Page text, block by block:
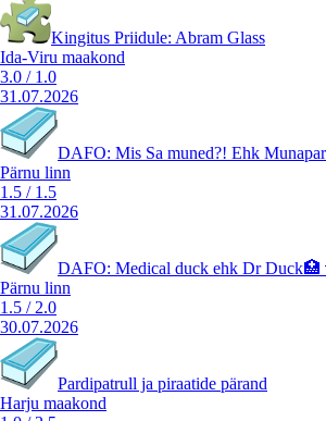
Kingitus Priidule: Abram Glass
Ida-Viru maakond
3.0 / 1.0
31.07.2026
DAFO: Mis Sa muned?! Ehk
Pärnu linn
1.5 / 1.5
31.07.2026
DAFO: Medical duck ehk Dr Duck🏥
Pärnu linn
1.5 / 2.0
30.07.2026
Pardipatrull ja piraatide pärand
Harju maakond